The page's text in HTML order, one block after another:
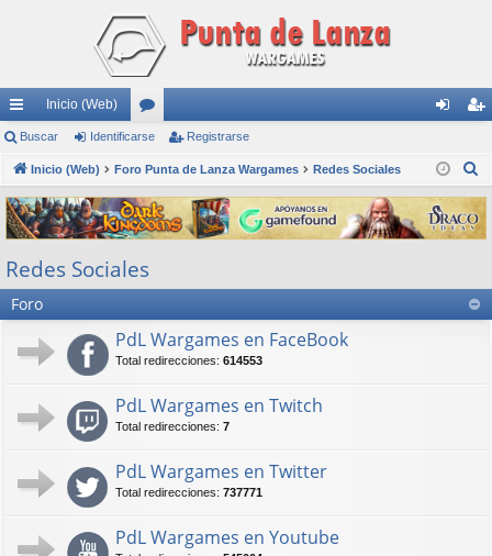
nl
ac
es
rá
pi
do
Inicio (Web)
or
os nti
fic
ar
ist
ra
rs
Buscar Identificarse Registrarse
Inicio (Web) Foro Punta de Lanza Wargames Redes Sociales
s
c
r
Redes Sociales
Foro
PdL Wargames en FaceBook
Total redirecciones: 614553
PdL Wargames en Twitch
Total redirecciones: 7
PdL Wargames en Twitter
Total redirecciones: 737771
PdL Wargames en Youtube